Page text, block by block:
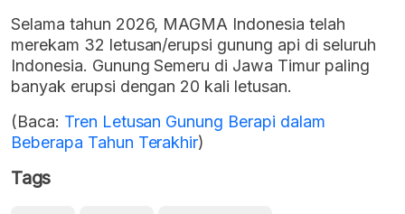
Selama tahun 2026, MAGMA Indonesia telah
merekam 32 letusan/erupsi gunung api di seluruh
Indonesia. Gunung Semeru di Jawa Timur paling
banyak erupsi dengan 20 kali letusan.
(Baca: Tren Letusan Gunung Berapi dalam
Beberapa Tahun Terakhir)
Tags